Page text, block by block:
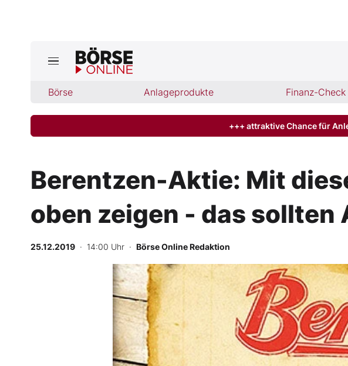
Börse Anlageprodukte Finanz-Check
Jetzt aktuelle Ausgabe BÖRSE ONLINE lesen
Finanz-Check
Abo & Shop
BO-Musterdepots
Experten
Mein B:O
Mein Konto
+++ attraktive Chance für
Berentzen-Aktie: Mit
oben zeigen - das sollten
25.12.2019 · 14:00 Uhr · Börse Online Redaktion